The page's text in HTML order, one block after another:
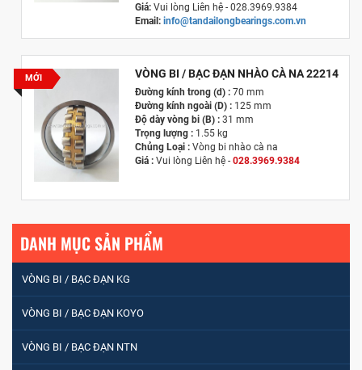
Giá:Vui lòng Liên hệ - 028.3969.9384
Email: info@tandailongbearings.com.vn
MỚI VÒNG BI / BẠC ĐẠN NHÀO CÀ NA 22214
Đường kính trong (d) :70 mm
Đường kính ngoài (D) :125 mm
Độ dày vòng bi (B) :31 mm
Trọng lượng : 1.55 kg
Chủng Loại : Vòng bi nhào cà na
Giá :Vui lòng Liên hệ - 028.3969.9384
DANH MỤC SẢN PHẨM
VÒNG BI / BẠC ĐẠN KG
VÒNG BI / BẠC ĐẠN KOYO
VÒNG BI / BẠC ĐẠN NTN